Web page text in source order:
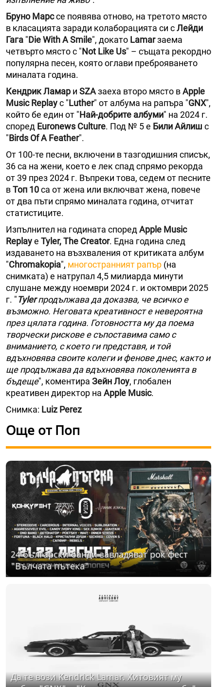
Бруно Марссе появява отново, на третото място
в класацията заради колаборацията си сЛейди
Гага "Die With A Smile", докато Lamarзаема
четвърто място с "Not Like Us" – същата рекордно
популярна песен, която оглави преброяването
миналата година.
Кендрик Ламар и SZAзаеха второ място вApple
Music Replayс "Luther" от албума на рапъра "GNX",
който бе един от "Най-добрите албуми" на 2024 г.
според Euronews Culture. Под № 5 е Били Айлиш с
"Birds Of A Feather".
От 100-те песни, включени в тазгодишния списък,
36 са на жени, което е лек спад спрямо рекорда
от 39 през 2024 г. Въпреки това, седем от песните
вТоп 10са от жена или включват жена, повече
от два пъти спрямо миналата година, отчитат
статистиците.
Изпълнител на годината споредApple Music
Replayе Tyler, The Creator. Една година след
издаването на възхваления от критиката албум
"Chromakopia", многостранният рапър (на
снимката) е натрупал 4,5 милиарда минути
слушане между ноември 2024 г. и октомври 2025
г. "Tylerпродължава да доказва, че всичко е
възможно. Неговата креативност е невероятна
през цялата година. Готовността му да поема
творчески рискове е съпоставима само с
вниманието, с което ги представя, и той
вдъхновява своите колеги и фенове днес, както и
ще продължава да вдъхновява поколенията в
бъдеще", коментира Зейн Лоу, глобален
креативен директор на Apple Music.
Снимка: Luiz Perez
Още от Поп
24 български банди завладяват рок фест
"Вълчата пътека"
Да те вози Kendrick Lamar. Хитовият му